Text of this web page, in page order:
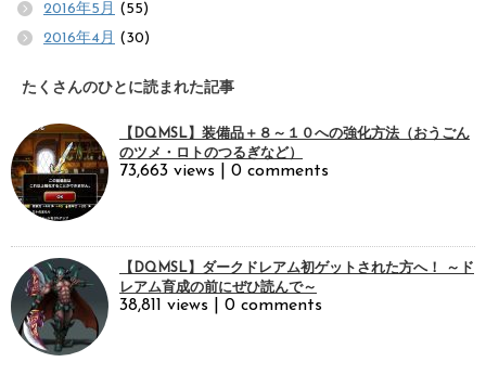
2016年5月 (55)
2016年4月 (30)
たくさんのひとに読まれた記事
【DQMSL】装備品＋８～１０への強化方法（おうごん
のツメ・ロトのつるぎなど）
73,663 views 0 comments
【DQMSL】ダークドレアム初ゲットされた方へ！ ～ド
レアム育成の前にぜひ読んで～
38,811 views 0 comments